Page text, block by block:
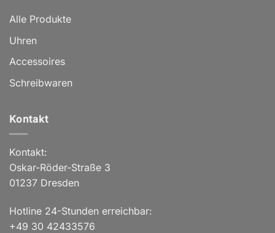
Alle Produkte
Uhren
Accessoires
Schreibwaren
Kontakt
Kontakt:
Oskar-Röder-Straße 3
01237 Dresden
Hotline 24-Stunden erreichbar:
+49 30 42433576